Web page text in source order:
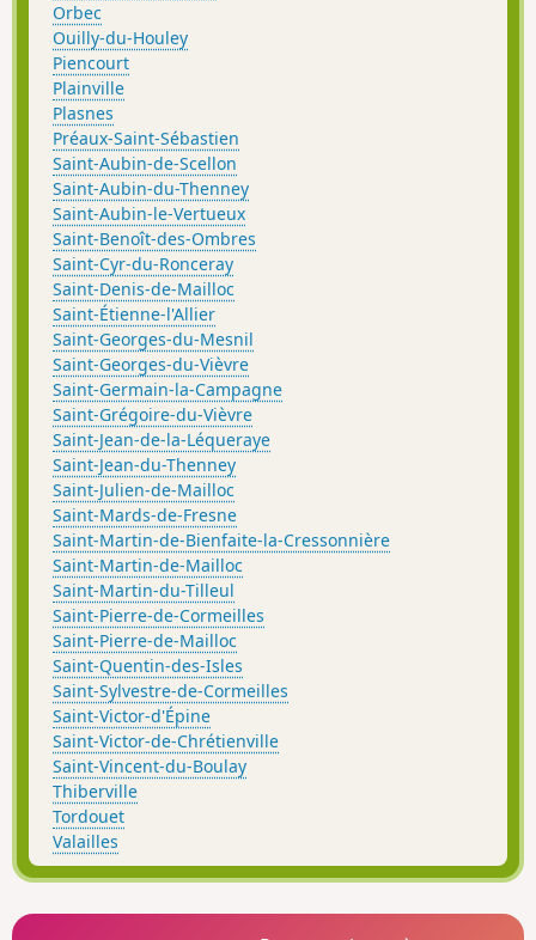
Orbec
Ouilly-du-Houley
Piencourt
Plainville
Plasnes
Préaux-Saint-Sébastien
Saint-Aubin-de-Scellon
Saint-Aubin-du-Thenney
Saint-Aubin-le-Vertueux
Saint-Benoît-des-Ombres
Saint-Cyr-du-Ronceray
Saint-Denis-de-Mailloc
Saint-Étienne-l'Allier
Saint-Georges-du-Mesnil
Saint-Georges-du-Vièvre
Saint-Germain-la-Campagne
Saint-Grégoire-du-Vièvre
Saint-Jean-de-la-Léqueraye
Saint-Jean-du-Thenney
Saint-Julien-de-Mailloc
Saint-Mards-de-Fresne
Saint-Martin-de-Bienfaite-la-Cressonnière
Saint-Martin-de-Mailloc
Saint-Martin-du-Tilleul
Saint-Pierre-de-Cormeilles
Saint-Pierre-de-Mailloc
Saint-Quentin-des-Isles
Saint-Sylvestre-de-Cormeilles
Saint-Victor-d'Épine
Saint-Victor-de-Chrétienville
Saint-Vincent-du-Boulay
Thiberville
Tordouet
Valailles